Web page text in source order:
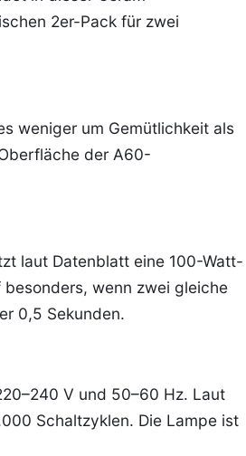
2er-Pack für zwei
weniger um Gemütlichkeit als
der A60-
laut Datenblatt eine 100-Watt-
wenn zwei gleiche
0,5 Sekunden.
V und 50–60 Hz. Laut
Schaltzyklen. Die Lampe ist